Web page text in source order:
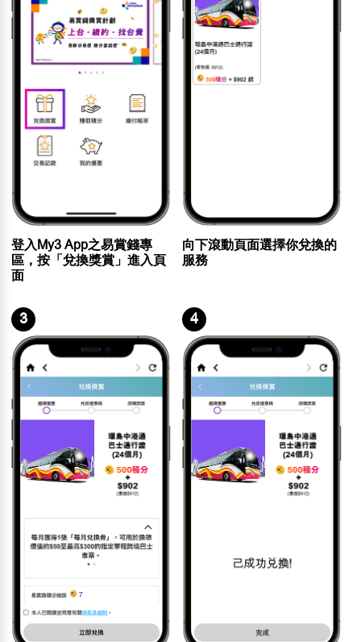
登入My3 App之易賞錢專
區，按「兌換獎賞」進入頁
面
向下滾動頁面選擇你兌換的
服務
3 4